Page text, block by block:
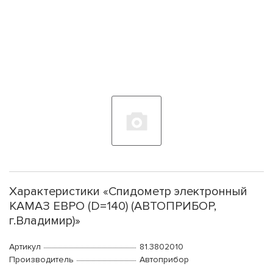
Характеристики «Спидометр электронный
КАМАЗ ЕВРО (D=140) (АВТОПРИБОР,
г.Владимир)»
Артикул
81.3802010
Производитель
Автоприбор